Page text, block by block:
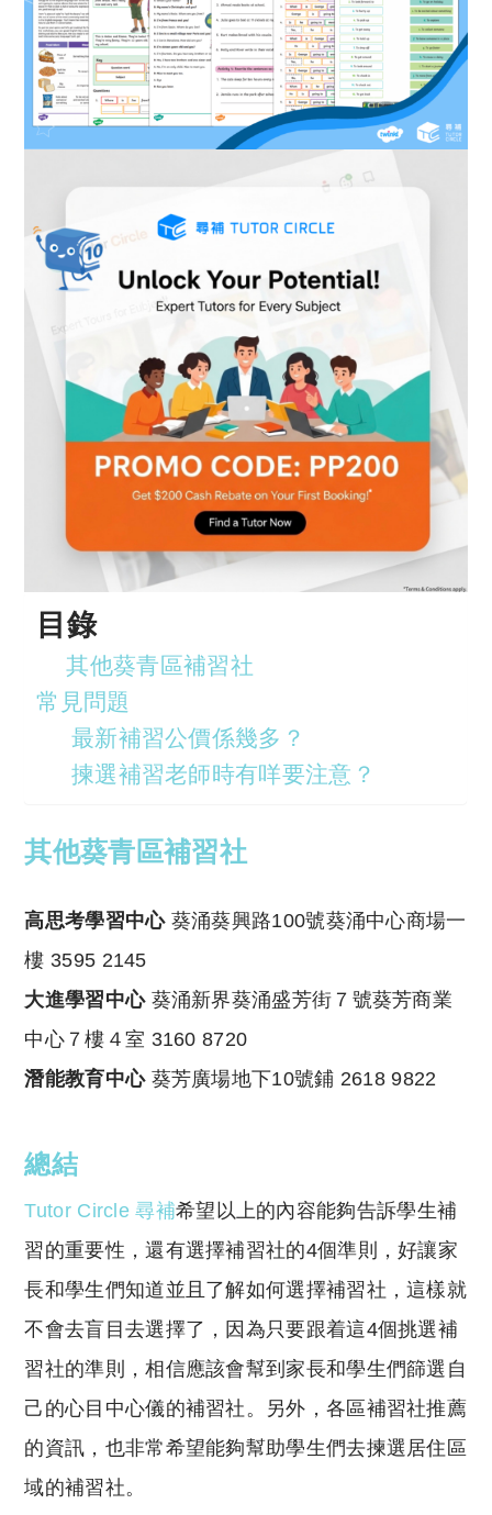
目錄
其他葵青區補習社
常見問題
最新補習公價係幾多？
揀選補習老師時有咩要注意？
其他葵青區補習社
高思考學習中心葵涌葵興路100號葵涌中心商場一
樓 3595 2145
大進學習中心葵涌新界葵涌盛芳街７號葵芳商業
中心７樓４室 3160 8720
潛能教育中心葵芳廣場地下10號鋪 2618 9822
總結
Tutor Circle 尋補希望以上的內容能夠告訴學生補
習的重要性，還有選擇補習社的4個準則，好讓家
長和學生們知道並且了解如何選擇補習社，這樣就
不會去盲目去選擇了，因為只要跟着這4個挑選補
習社的準則，相信應該會幫到家長和學生們篩選自
己的心目中心儀的補習社。另外，各區補習社推薦
的資訊，也非常希望能夠幫助學生們去揀選居住區
域的補習社。